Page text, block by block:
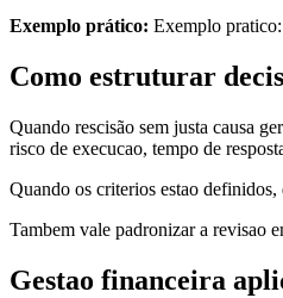
Exemplo prático: Exemplo
Como estruturar
Quando rescisão sem justa causa
risco de execucao, tempo de
Quando os criterios estao
Tambem vale padronizar a revisao
Gestao financeira